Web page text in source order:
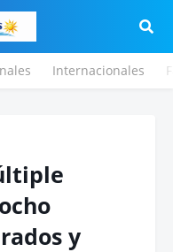
Internacionales
y